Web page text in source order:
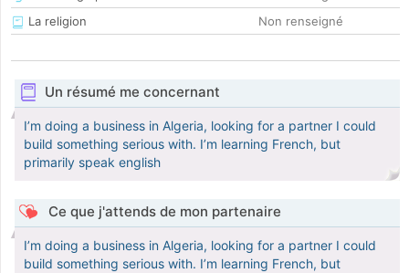
La religion
Non renseigné
Un résumé me concernant
I’m doing a business in Algeria, looking for a partner I could
build something serious with. I’m learning French, but
primarily speak english
Ce que j'attends de mon partenaire
I’m doing a business in Algeria, looking for a partner I could
build something serious with. I’m learning French, but